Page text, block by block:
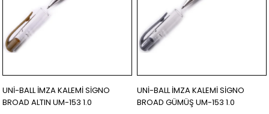
UNİ-BALL İMZA KALEMİ SİGNO
BROAD ALTIN UM-153 1.0
UNİ-BALL İMZA KALEMİ SİGNO
BROAD GÜMÜŞ UM-153 1.0